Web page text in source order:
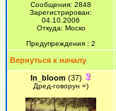
Сообщения: 2848
Зарегистрирован:
04.10.2006
Откуда: Моско
Предупреждения : 2
Вернуться к началу
In_bloom(37)
Дред-говорун =)